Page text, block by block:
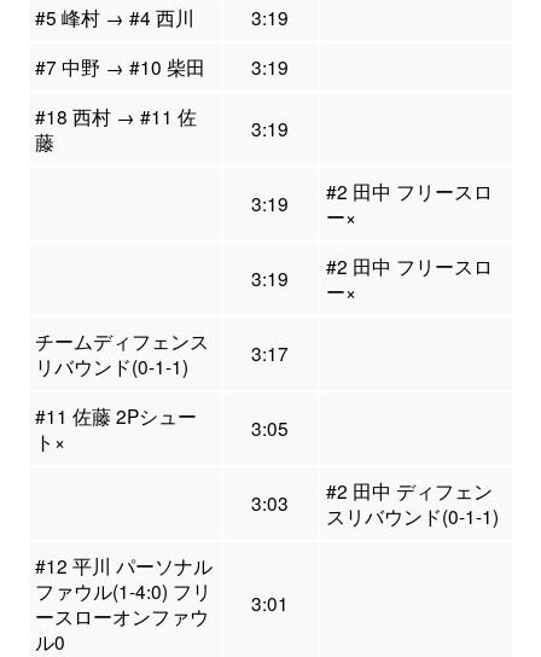
#5 峰村 → #4 西川
3:19
#7 中野 → #10 柴田
3:19
#18 西村 → #11 佐
藤
3:19
3:19
#2 田中 フリースロ
ー×
3:19
#2 田中 フリースロ
ー×
チームディフェンス
リバウンド(0-1-1)
3:17
#11 佐藤 2Pシュー
ト×
3:05
3:03
#2 田中 ディフェン
スリバウンド(0-1-1)
#12 平川 パーソナル
ファウル(1-4:0) フリ
ースローオンファウ
ル0
3:01